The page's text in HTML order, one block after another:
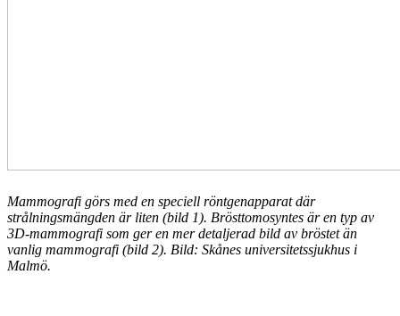
Mammografi görs med en speciell röntgenapparat där
strålningsmängden är liten (bild 1). Brösttomosyntes är en typ av
3D-mammografi som ger en mer detaljerad bild av bröstet än
vanlig mammografi (bild 2). Bild: Skånes universitetssjukhus i
Malmö.